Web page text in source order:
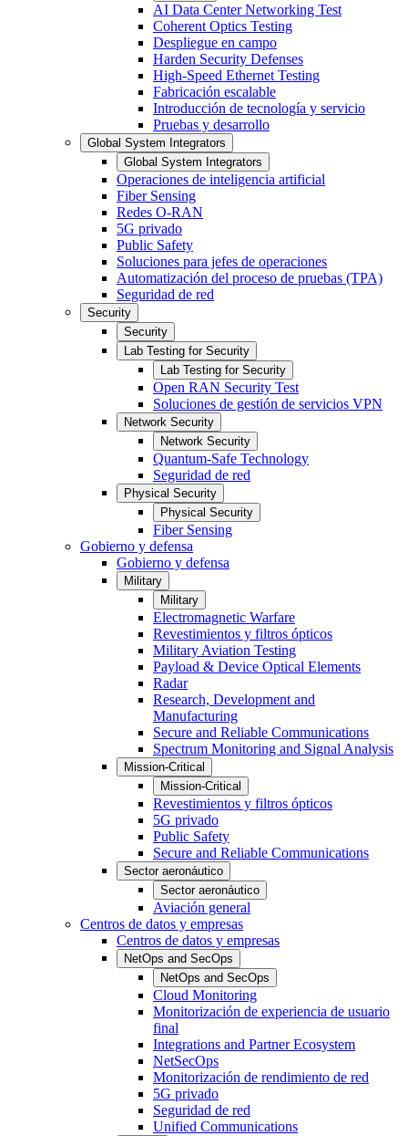
AI Data Center Networking Test
Coherent Optics Testing
Despliegue en campo
Harden Security Defenses
High-Speed Ethernet Testing
Fabricación escalable
Introducción de tecnología y servicio
Pruebas y desarrollo
Global System Integrators
Global System Integrators
Operaciones de inteligencia artificial
Fiber Sensing
Redes O-RAN
5G privado
Public Safety
Soluciones para jefes de operaciones
Automatización del proceso de pruebas (TPA)
Seguridad de red
Security
Security
Lab Testing for Security
Lab Testing for Security
Open RAN Security Test
Soluciones de gestión de servicios VPN
Network Security
Network Security
Quantum-Safe Technology
Seguridad de red
Physical Security
Physical Security
Fiber Sensing
Gobierno y defensa
Gobierno y defensa
Military
Military
Electromagnetic Warfare
Revestimientos y filtros ópticos
Military Aviation Testing
Payload & Device Optical Elements
Radar
Research, Development and
Manufacturing
Secure and Reliable Communications
Spectrum Monitoring and Signal Analysis
Mission-Critical
Mission-Critical
Revestimientos y filtros ópticos
5G privado
Public Safety
Secure and Reliable Communications
Sector aeronáutico
Sector aeronáutico
Aviación general
Centros de datos y empresas
Centros de datos y empresas
NetOps and SecOps
NetOps and SecOps
Cloud Monitoring
Monitorización de experiencia de usuario
final
Integrations and Partner Ecosystem
NetSecOps
Monitorización de rendimiento de red
5G privado
Seguridad de red
Unified Communications